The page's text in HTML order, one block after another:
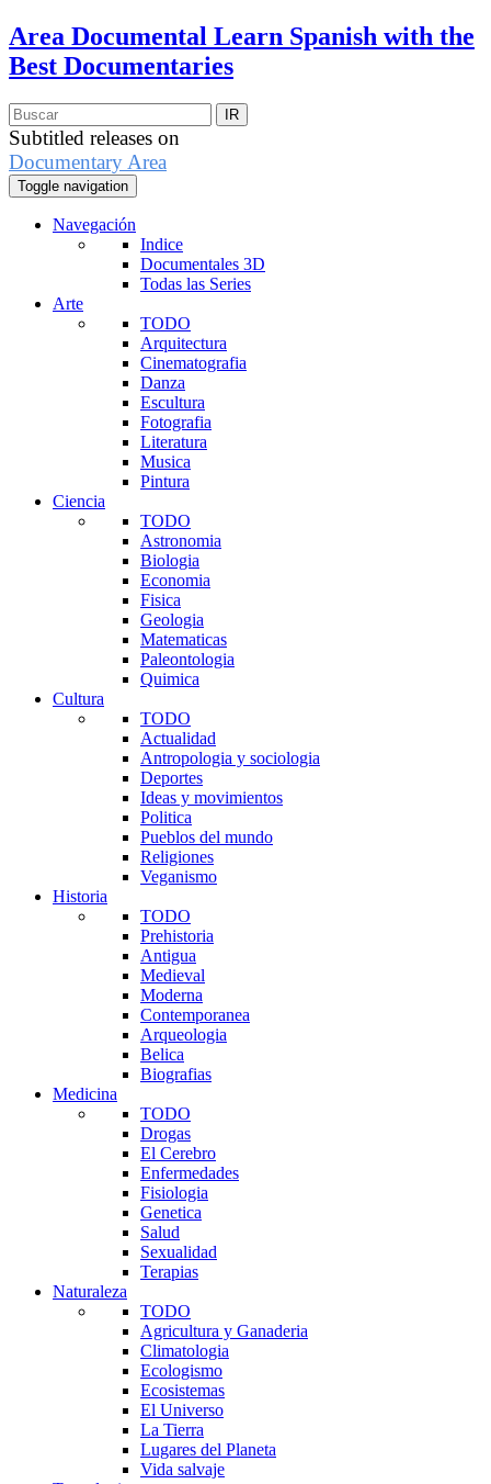
Area Documental Learn Spanish with the
Best Documentaries
Subtitled releases on
Documentary Area
Toggle navigation
Navegación
Indice
Documentales 3D
Todas las Series
Arte
TODO
Arquitectura
Cinematografia
Danza
Escultura
Fotografia
Literatura
Musica
Pintura
Ciencia
TODO
Astronomia
Biologia
Economia
Fisica
Geologia
Matematicas
Paleontologia
Quimica
Cultura
TODO
Actualidad
Antropologia y sociologia
Deportes
Ideas y movimientos
Politica
Pueblos del mundo
Religiones
Veganismo
Historia
TODO
Prehistoria
Antigua
Medieval
Moderna
Contemporanea
Arqueologia
Belica
Biografias
Medicina
TODO
Drogas
El Cerebro
Enfermedades
Fisiologia
Genetica
Salud
Sexualidad
Terapias
Naturaleza
TODO
Agricultura y Ganaderia
Climatologia
Ecologismo
Ecosistemas
El Universo
La Tierra
Lugares del Planeta
Vida salvaje